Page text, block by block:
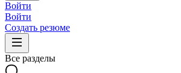
Войти
Войти
Создать резюме
Все разделы